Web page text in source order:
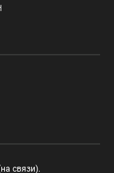
связи).